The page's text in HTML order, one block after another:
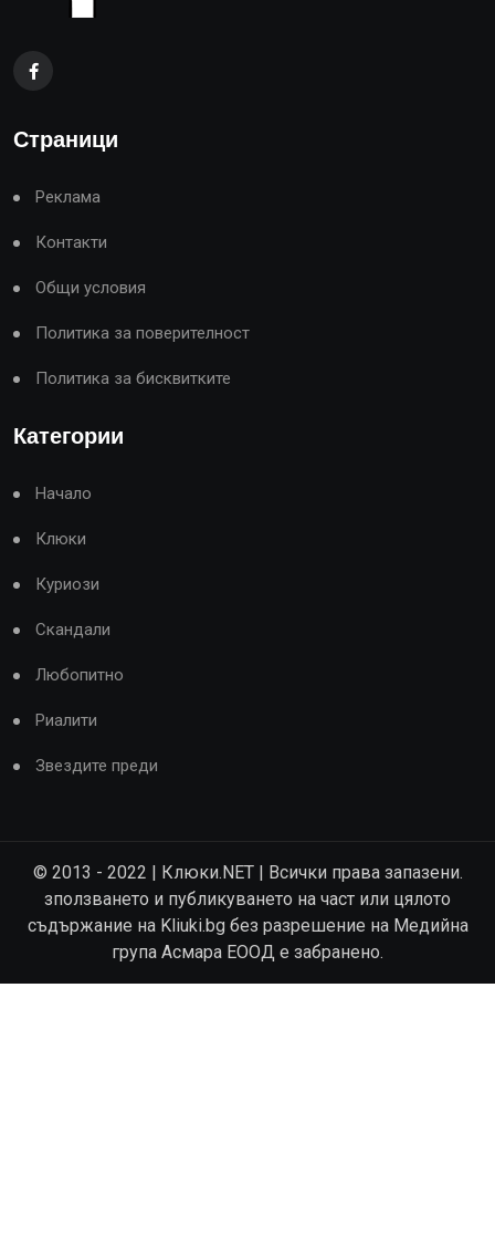
Страници
Реклама
Контакти
Общи условия
Политика за поверителност
Политика за бисквитките
Категории
Начало
Клюки
Куриози
Скандали
Любопитно
Риалити
Звездите преди
© 2013 - 2022 | Клюки.NET | Всички права запазени.
зползването и публикуването на част или цялото
съдържание на Kliuki.bg без разрешение на Медийна
група Асмара ЕООД е забранено.